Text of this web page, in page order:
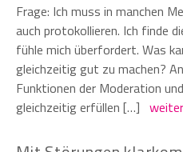
Frage: Ich muss in manchen
auch protokollieren. Ich finde
fühle mich überfordert. Was
gleichzeitig gut zu machen?
Funktionen der Moderation
gleichzeitig erfüllen […]